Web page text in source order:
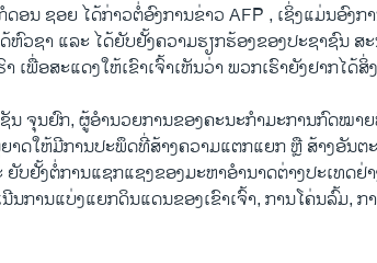
ອນ ຊອຍ ໄດ້​ກ່າວ​ຕໍ່​ອົງ​ການຂ່າວ AFP , ເຊິ່​ງ​ແມ່ນ​ອົງ​ກ
ວ​ຊາ ແລະ ໄດ້​ຍັບ​ຢັ້ງ​ຄວາມ​ຮຽກ​ຮ້ອງ​ຂອງ​ປະ​ຊາຊົນ ສ
ເພື່ອ​ສະ​ແດງ​ໃຫ້​ເຂົາ​ເຈົ້າ​ເຫັນ​ວ່າ ພວກ​ເຮົາ​ຍັງ​ຢາກ​ໄດ້​ສິ່
ນ ຈຸນ​ຢົກ, ຜູ້​ອຳ​ນວຍ​ການ​ຂອງ​ຄະ​ນະ​ກຳ​ມະ​ການກົດ​ໝາ
າດ​ໃຫ້​ມີ​ການ​ປະ​ພຶດ​ທີ່​ສ້າງ​ຄວາມ​ແຕກ​ແຍກ ຫຼື ສ້າງ​ອັນ​
ບ​ຢັ້ງ​ຕໍ່​ການ​ແຊກ​ແຊງ​ຂອງ​ມະ​ຫາ​ອຳ​ນາດ​ຕ່າງ​ປະ​ເທດ​ຢ່
ນີນ​ການ​ແບ່ງ​ແຍກ​ດິນ​ແດນ​ຂ​ອງ​ເຂົາ​ເຈົ້າ, ການ​ໂຄ່ນ​ລົ້ມ,